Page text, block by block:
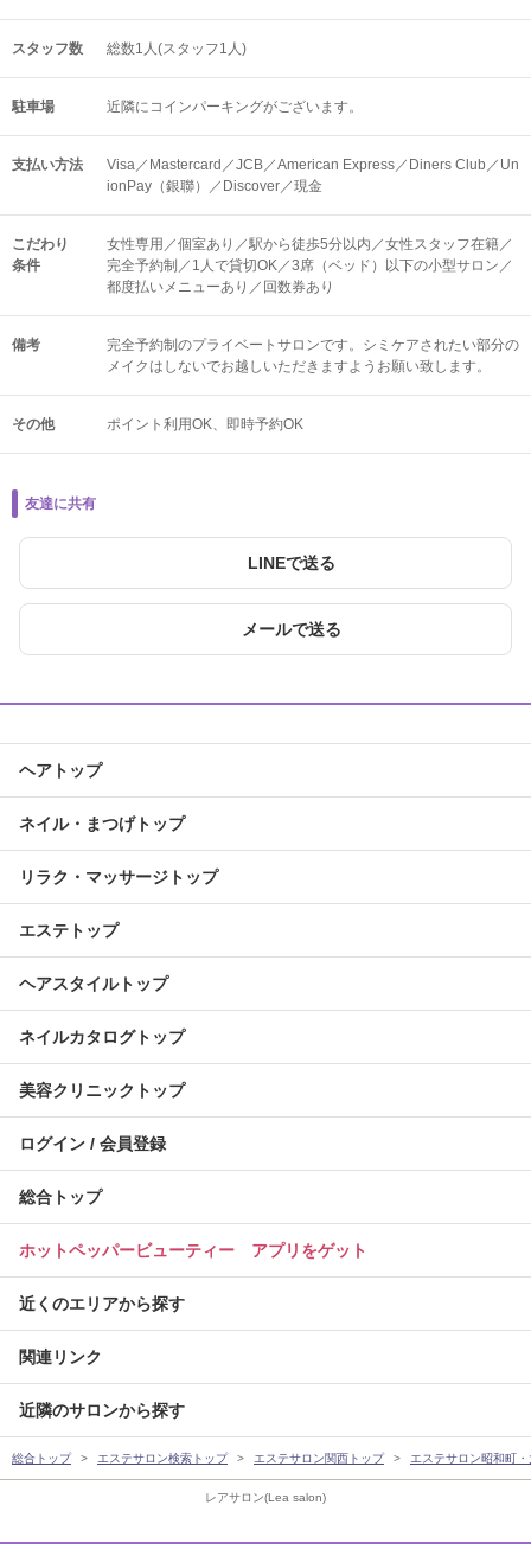
レアサロン(Lea salon)
スタッフ数 総数1人(スタッフ1人)
駐車場 近隣にコインパーキングがございます。
支払い方法
Visa／Mastercard／JCB／American Express／Diners Club／Un
ionPay（銀聯）／Discover／現金
こだわり
条件
女性専用／個室あり／駅から徒歩5分以内／女性スタッフ在籍／
完全予約制／1人で貸切OK／3席（ベッド）以下の小型サロン／
都度払いメニューあり／回数券あり
備考
完全予約制のプライベートサロンです。シミケアされたい部分の
メイクはしないでお越しいただきますようお願い致します。
その他 ポイント利用OK 即時予約OK
友達に共有
LINEで送る
メールで送る
ヘアトップ
ネイル・まつげトップ
リラク・マッサージトップ
エステトップ
ヘアスタイルトップ
ネイルカタログトップ
美容クリニックトップ
ログイン / 会員登録
総合トップ
ホットペッパービューティー アプリをゲット
近くのエリアから探す
関連リンク
近隣のサロンから探す
総合トップ エステサロン検索トップ エステサロン関西トップ エステサロン昭和町